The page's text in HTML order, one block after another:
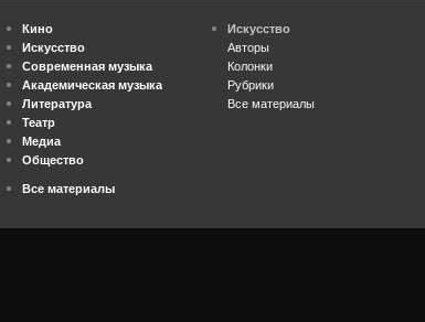
Кино
Искусство
Современная музыка
Академическая музыка
Литература
Театр
Медиа
Общество
Все материалы
Искусство
Авторы
Колонки
Рубрики
Все материалы